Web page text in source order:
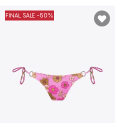
FINAL SALE -50%